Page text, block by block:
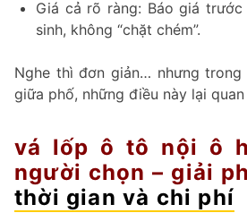
Giá cả rõ ràng: Báo giá
sinh, không “chặt chém”.
Nghe thì đơn giản… nhưng
giữa phố, những điều này lại
vá lốp ô tô nội ô
người chọn – giải
thời gian và chi phí